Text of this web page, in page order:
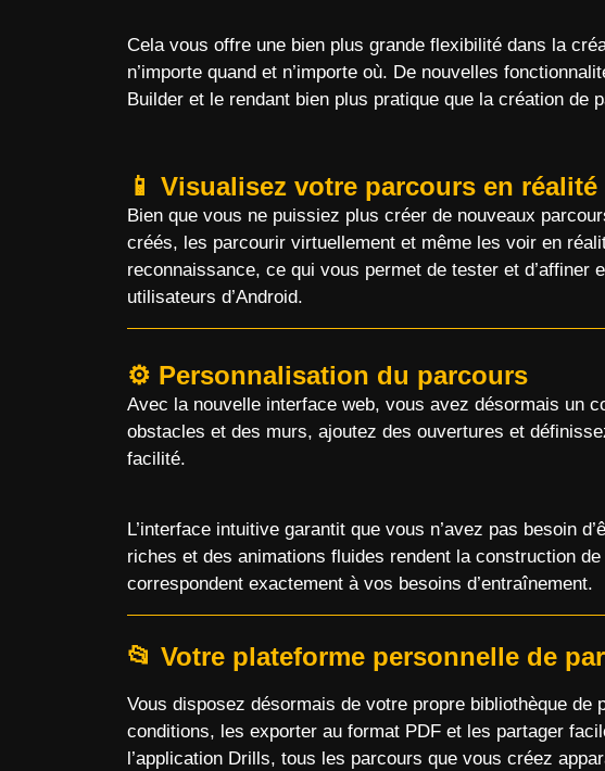
Cela vous offre une bien plus grande flexibilité dans la
n’importe quand et n’importe où. De nouvelles
Builder et le rendant bien plus pratique que la création de
📱 Visualisez votre parcours en
Bien que vous ne puissiez plus créer de nouveaux
créés, les parcourir virtuellement et même les voir en
reconnaissance, ce qui vous permet de tester et
utilisateurs d’Android.
⚙️ Personnalisation du parcours
Avec la nouvelle interface web, vous avez désormais un
obstacles et des murs, ajoutez des ouvertures et
facilité.
L’interface intuitive garantit que vous n’avez pas besoin
riches et des animations fluides rendent la construction
correspondent exactement à vos besoins d’entraînement.
📂 Votre plateforme personnelle de
Vous disposez désormais de votre propre bibliothèque
conditions, les exporter au format PDF et les partager
l’application Drills, tous les parcours que vous créez
Félicitations, vous
Notice:
Comprenez-vous ces